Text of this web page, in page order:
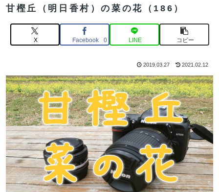
甘樫丘（明日香村）の菜の花（186）
X Facebook 0 LINE コピー
2019.03.27 2021.02.12